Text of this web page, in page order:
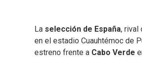
La selección de España, rival
en el estadio Cuauhtémoc de
estreno frente a Cabo Verde